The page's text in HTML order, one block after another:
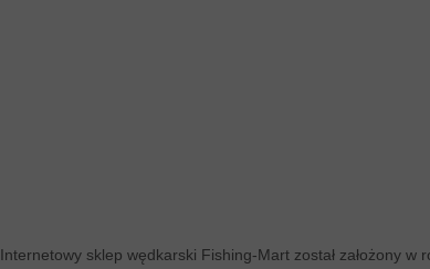
Internetowy sklep wędkarski Fishing-Mart został założony